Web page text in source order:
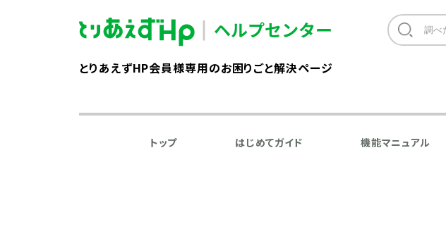
とりあえずHP会員様専用のお困りごと解決ページ
トップ はじめてガイド 機能マニュアル